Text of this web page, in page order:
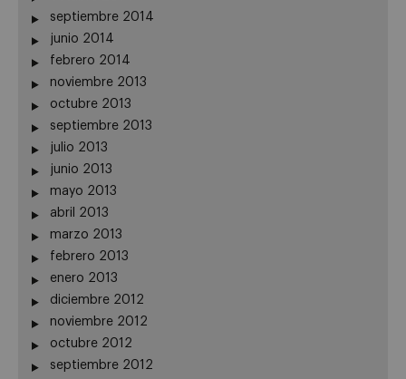
septiembre 2014
junio 2014
febrero 2014
noviembre 2013
octubre 2013
septiembre 2013
julio 2013
junio 2013
mayo 2013
abril 2013
marzo 2013
febrero 2013
enero 2013
diciembre 2012
noviembre 2012
octubre 2012
septiembre 2012